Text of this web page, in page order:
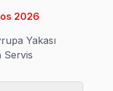
Mahalle
2026
Yakası
Servis